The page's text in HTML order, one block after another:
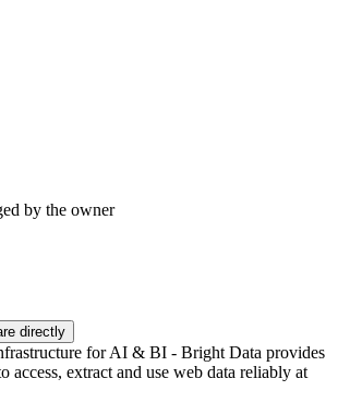
by the owner
directly
for AI & BI - Bright Data provides
access, extract and use web data reliably at